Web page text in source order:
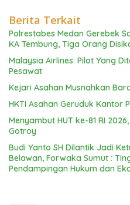
Berita Terkait
Polrestabes Medan Gerebek
KA Tembung, Tiga Orang
Malaysia Airlines: Pilot Yang
Pesawat
Kejari Asahan Musnahkan
HKTI Asahan Geruduk Kantor
Menyambut HUT ke-81 RI
Gotroy
Budi Yanto SH Dilantik Jadi
Belawan, Forwaka Sumut :
Pendampingan Hukum dan